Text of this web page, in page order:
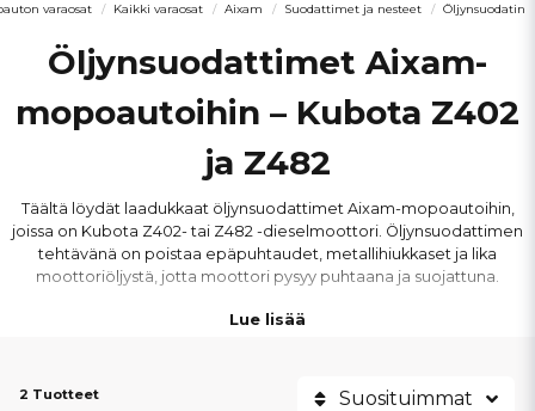
varaosat Kaikki varaosat Aixam Suodattimet ja nesteet Öljynsuodatin
Öljynsuodattimet Aixam-
mopoautoihin – Kubota Z402
ja Z482
Täältä löydät laadukkaat öljynsuodattimet Aixam-mopoautoihin,
joissa on Kubota Z402- tai Z482 -dieselmoottori. Öljynsuodattimen
tehtävänä on poistaa epäpuhtaudet, metallihiukkaset ja lika
moottoriöljystä, jotta moottori pysyy puhtaana ja suojattuna.
Lue lisää
2 Tuotteet Suosituimmat